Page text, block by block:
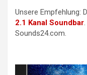
Unsere Empfehlung:
2.1 Kanal Soundbar
Sounds24.com.